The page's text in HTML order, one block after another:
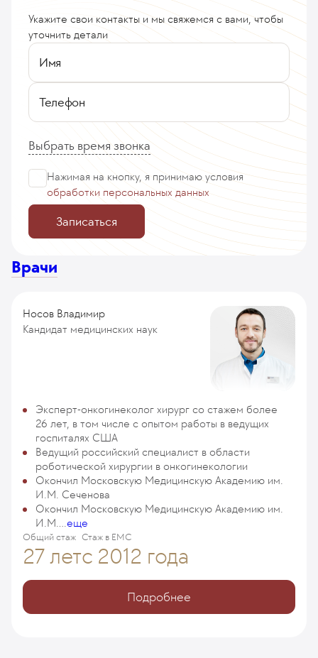
Укажите свои контакты и мы свяжемся с вами, чтобы
уточнить детали
Имя
Телефон
Выбрать время звонка
Нажимая на кнопку, я принимаю условия
обработки персональных данных
Записаться
Врачи
Носов Владимир
Кандидат медицинских наук
Эксперт-онкогинеколог хирург со стажем более
26 лет, в том числе с опытом работы в ведущих
госпиталях США
Ведущий российский специалист в области
роботической хирургии в онкогинекологии
Окончил Московскую Медицинскую Академию им.
И.М. Сеченова
Окончил Московскую Медицинскую Академию им.
И.М....еще
Общий стаж
27 лет
Стаж в ЕМС
с 2012 года
Подробнее